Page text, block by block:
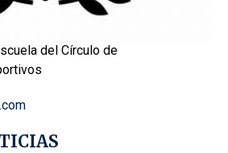
del Círculo de